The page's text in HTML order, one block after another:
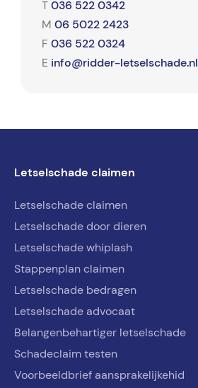
T 036 522 0342
M 06 5022 2423
F 036 522 0324
E info@ridder-letselschade.nl
Letselschade claimen
Letselschade claimen
Letselschade door dieren
Letselschade whiplash
Stappenplan claimen
Letselschade bedragen
Letselschade advocaat
Belangenbehartiger letselschade
Schadeclaim testen
Voorbeeldbrief aansprakelijkehid